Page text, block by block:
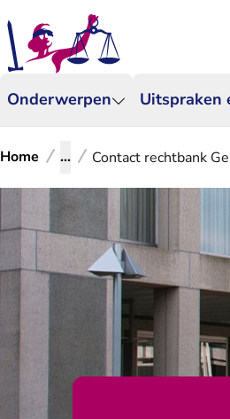
Onderwerpen Uitspraken
Home ... Contact rechtbank